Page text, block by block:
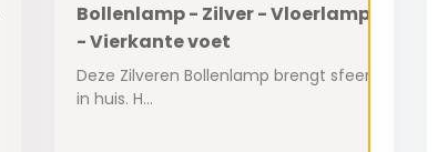
Bollenlamp - Zilver - Vloerlamp
- Vierkante voet
Deze Zilveren Bollenlamp brengt sfeer
in huis. H...